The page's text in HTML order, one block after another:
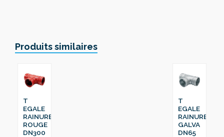
Produits similaires
T
EGALE
RAINURE
ROUGE
DN300
T
EGALE
RAINURE
GALVA
DN65